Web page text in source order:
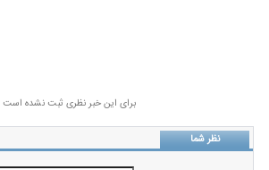
برای این خبر نظری ثبت نشده است
نظر شما